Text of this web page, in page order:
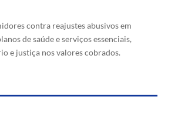
contra reajustes abusivos em
de saúde e serviços essenciais,
e justiça nos valores cobrados.
como planos de saúde e serviços
equilíbrio e justiça nos valores
cobrados.